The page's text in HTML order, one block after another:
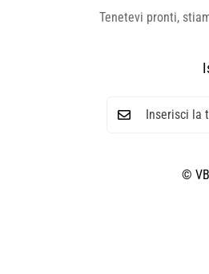
Tenetevi pronti,
©